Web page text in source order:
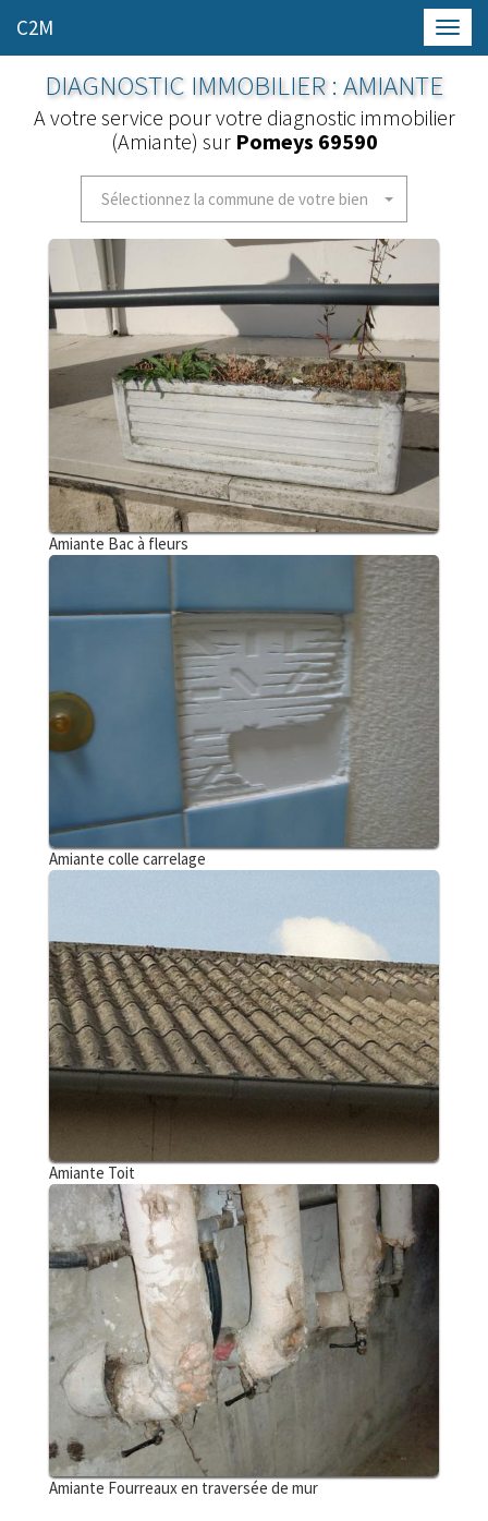
C2M
DIAGNOSTIC IMMOBILIER : AMIANTE
A votre service pour votre diagnostic immobilier
(Amiante) sur Pomeys 69590
Sélectionnez la commune de votre bien
Amiante Bac à fleurs
Amiante colle carrelage
Amiante Toit
Amiante Fourreaux en traversée de mur